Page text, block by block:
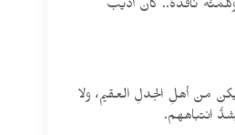
نافذةً.. كان أديب
من أهلِ الجدلِ العقيم، ولا
انتباههم.